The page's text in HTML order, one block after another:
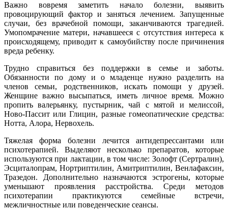
Важно вовремя заметить начало болезни, выявить
провоцирующий фактор и заняться лечением. Запущенные
случаи, без врачебной помощи, заканчиваются трагедией.
Умопомрачение матери, начавшееся с отсутствия интереса к
происходящему, приводит к самоубийству после причинения
вреда ребенку.
Трудно справиться без поддержки в семье и заботы.
Обязанности по дому и о младенце нужно разделить на
членов семьи, родственников, искать помощи у друзей.
Женщине важно высыпаться, иметь личное время. Можно
пропить валерьянку, пустырник, чай с мятой и мелиссой,
Ново-Пассит или Глицин, разные гомеопатические средства:
Нотта, Алора, Нервохель.
Тяжелая форма болезни лечится антидепрессантами или
психотерапией. Выделяют несколько препаратов, которые
используются при лактации, в том числе: Золофт (Сертралин),
Эсциталопрам, Нортриптилин, Амитриптилин, Венлафаксин,
Тразедон. Дополнительно назначаются эстрогены, которые
уменьшают проявления расстройства. Среди методов
психотерапии практикуются семейные встречи,
межличностные или поведенческие сеансы.